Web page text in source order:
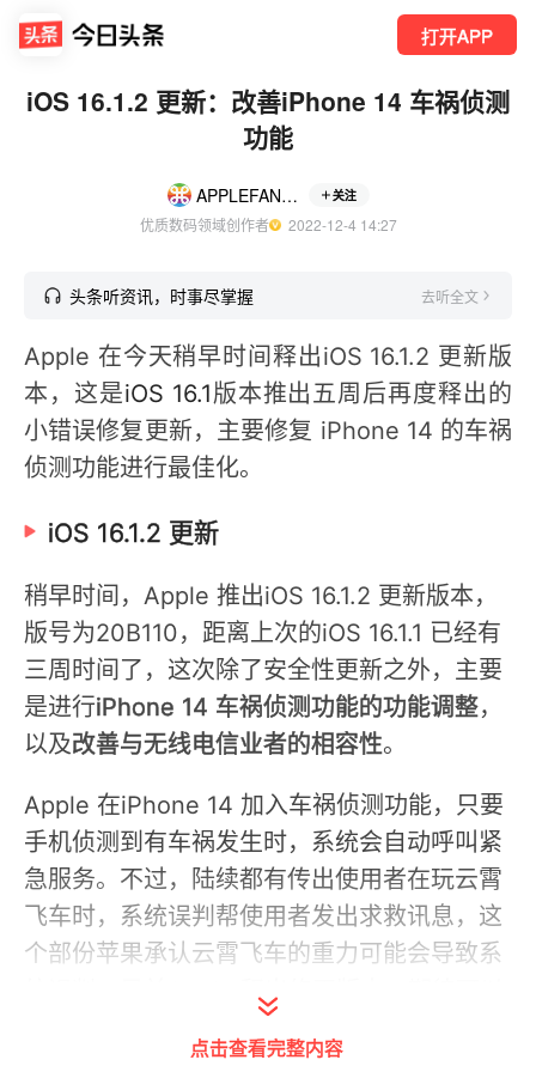
打开APP
iOS 16.1.2 更新：改善iPhone 14 车祸侦测
功能
APPLEFANS蘋果迷 关注
优质数码领域创作者
  2022-12-4 14:27
头条听资讯，时事尽掌握 去听全文
Apple 在今天稍早时间释出iOS 16.1.2 更新版
本，这是iOS 16.1版本推出五周后再度释出的
小错误修复更新，主要修复 iPhone 14 的车祸
侦测功能进行最佳化。
iOS 16.1.2 更新
稍早时间，Apple 推出iOS 16.1.2 更新版本，
版号为20B110，距离上次的iOS 16.1.1 已经有
三周时间了，这次除了安全性更新之外，主要
是进行iPhone 14 车祸侦测功能的功能调整，
以及改善与无线电信业者的相容性。
Apple 在iPhone 14 加入车祸侦测功能，只要
手机侦测到有车祸发生时，系统会自动呼叫紧
急服务。不过，陆续都有传出使用者在玩云霄
飞车时，系统误判帮使用者发出求救讯息，这
个部份苹果承认云霄飞车的重力可能会导致系
统误判，目前Apple 释出修正版本，期待可以
点击查看完整内容